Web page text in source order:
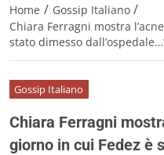
Home / Gossip Italiano /
Chiara Ferragni mostra
stato dimesso
Gossip Italiano
Chiara Ferragni
giorno in cui Fedez è